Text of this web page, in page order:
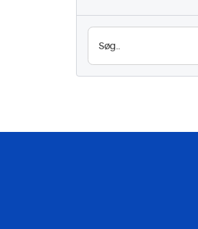
Læsbar i sollys
24/7 brug
1
eMark
1